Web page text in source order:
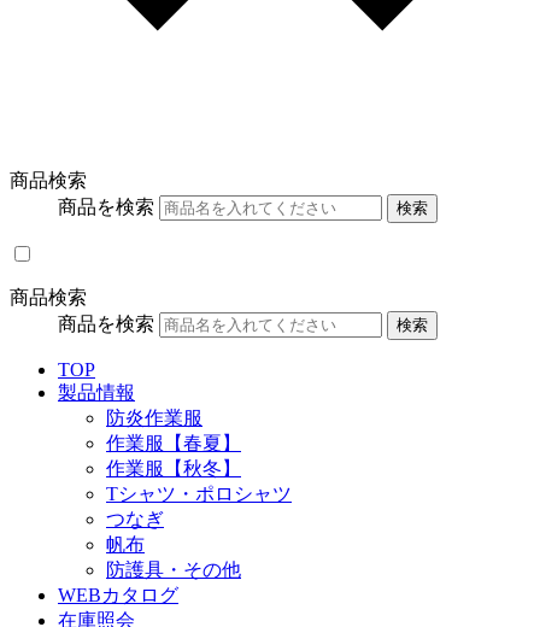
商品検索
商品を検索
検索
商品検索
商品を検索
検索
TOP
製品情報
防炎作業服
作業服【春夏】
作業服【秋冬】
Tシャツ・ポロシャツ
つなぎ
帆布
防護具・その他
WEBカタログ
在庫照会